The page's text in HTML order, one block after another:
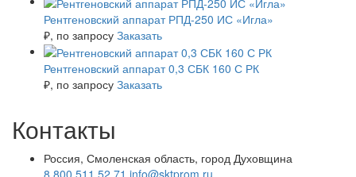
Рентгеновский аппарат РПД-250 ИС «Игла»
₽, по запросу Заказать
Рентгеновский аппарат 0,3 СБК 160 С РК
₽, по запросу Заказать
Контакты
Россия, Смоленская область, город Духовщина
8 800 511 52 71 info@sktprom.ru